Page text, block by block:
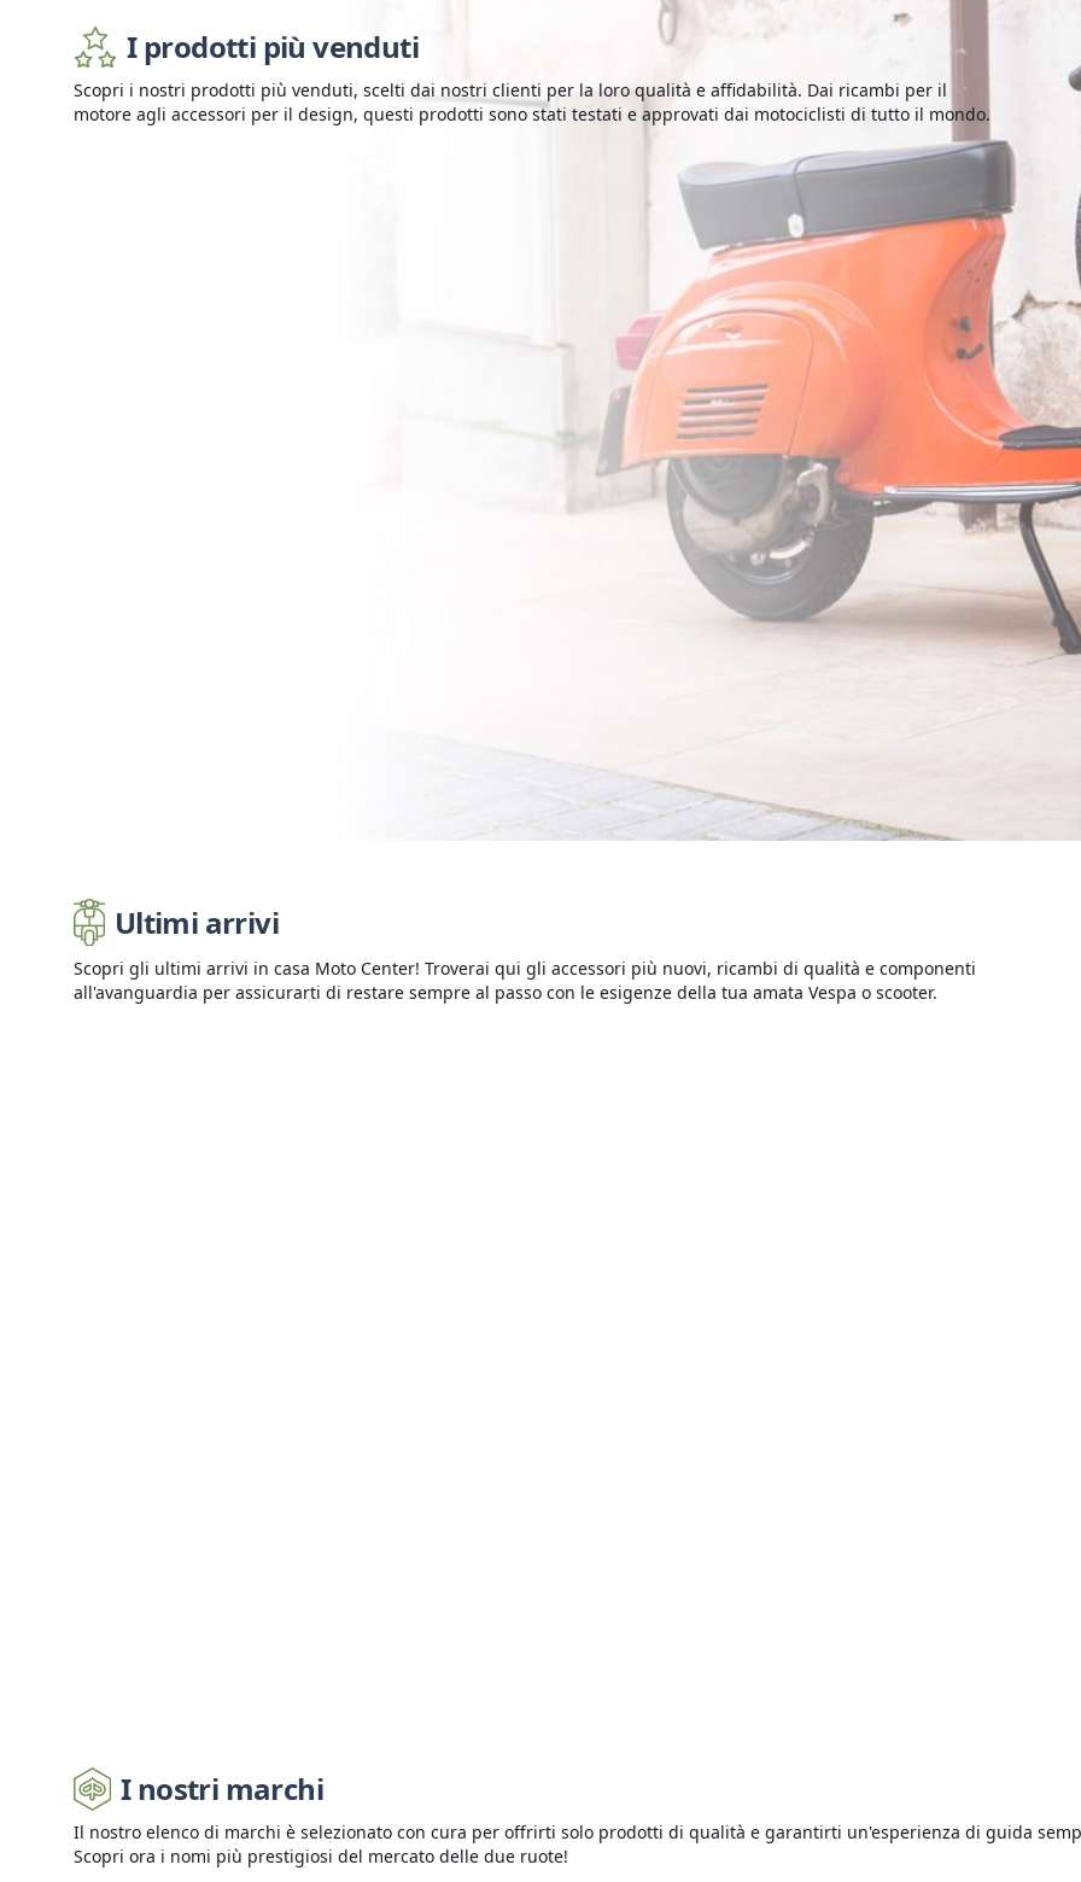
CASCO JET LS2 OF616 AIRFLOW II NERO OPACO VISIERA LUNGA TAGLIA XXL (63-64 Cm.)
Aggiungi al carrello
I prodotti più venduti
Scopri i nostri prodotti più venduti, scelti dai nostri clienti per la loro qualità e affidabilità. Dai ricambi per il
motore agli accessori per il design, questi prodotti sono stati testati e approvati dai motociclisti di tutto il mondo.
Ultimi arrivi
Scopri gli ultimi arrivi in casa Moto Center! Troverai qui gli accessori più nuovi, ricambi di qualità e componenti
all'avanguardia per assicurarti di restare sempre al passo con le esigenze della tua amata Vespa o scooter.
I nostri marchi
Il nostro elenco di marchi è selezionato con cura per offrirti solo prodotti di qualità e garantirti un'esperienza di guida
Scopri ora i nomi più prestigiosi del mercato delle due ruote!